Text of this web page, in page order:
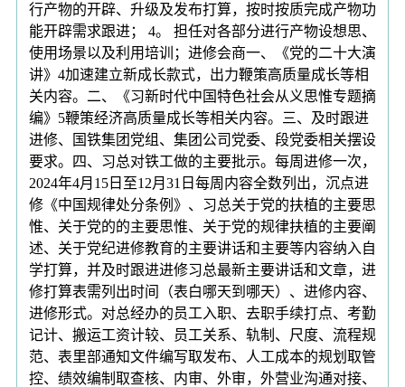
行产物的开辟、升级及发布打算，按时按质完成产物功
能开辟需求跟进； 4。 担任对各部分进行产物设想思、
使用场景以及利用培训；进修会商一、《党的二十大演
讲》4加速建立新成长款式，出力鞭策高质量成长等相
关内容。二、《习新时代中国特色社会从义思惟专题摘
编》5鞭策经济高质量成长等相关内容。三、及时跟进
进修、国铁集团党组、集团公司党委、段党委相关摆设
要求。四、习总对铁工做的主要批示。每周进修一次，
2024年4月15日至12月31日每周内容全数列出，沉点进
修《中国规律处分条例》、习总关于党的扶植的主要思
惟、关于党的的主要思惟、关于党的规律扶植的主要阐
述、关于党纪进修教育的主要讲话和主要等内容纳入自
学打算，并及时跟进进修习总最新主要讲话和文章，进
修打算表需列出时间（表白哪天到哪天）、进修内容、
进修形式。对总经办的员工入职、去职手续打点、考勤
记计、搬运工资计较、员工关系、轨制、尺度、流程规
范、表里部通知文件编写取发布、人工成本的规划取管
控、绩效编制取查核、内审、外审，外营业沟通对接、